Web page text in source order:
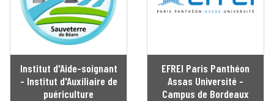
Institut d'Aide-soignant
- Institut d'Auxiliaire de
puériculture
EFREI Paris Panthéon
Assas Université -
Campus de Bordeaux